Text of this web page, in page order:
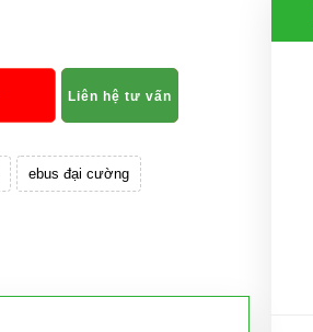
Liên hệ tư vấn
ebus đại cường